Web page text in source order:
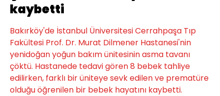
kaybetti
Bakırköy'de İstanbul Üniversitesi Cerrahpaşa Tıp
Fakültesi Prof. Dr. Murat Dilmener Hastanesi'nin
yenidoğan yoğun bakım ünitesinin asma tavanı
çöktü. Hastanede tedavi gören 8 bebek tahliye
edilirken, farklı bir üniteye sevk edilen ve prematüre
olduğu öğrenilen bir bebek hayatını kaybetti.